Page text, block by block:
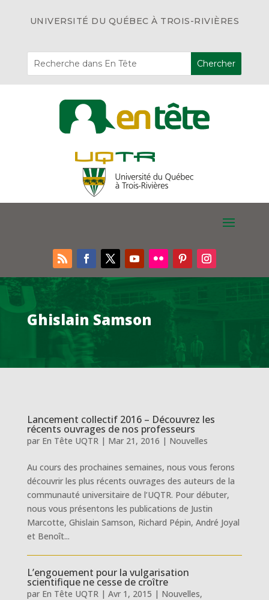
UNIVERSITÉ DU QUÉBEC À TROIS-RIVIÈRES
Ghislain Samson
Lancement collectif 2016 – Découvrez les
récents ouvrages de nos professeurs
par En Tête UQTR| Mar 21, 2016 | Nouvelles
Au cours des prochaines semaines, nous vous ferons
découvrir les plus récents ouvrages des auteurs de la
communauté universitaire de l’UQTR. Pour débuter,
nous vous présentons les publications de Justin
Marcotte, Ghislain Samson, Richard Pépin, André Joyal
et Benoît...
L’engouement pour la vulgarisation
scientifique ne cesse de croître
par En Tête UQTR| Avr 1, 2015 | Nouvelles,